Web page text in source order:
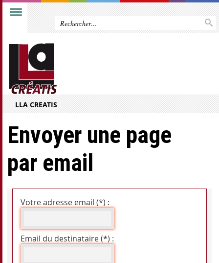
LLA CREATIS
Envoyer une page
par email
Votre adresse email (*) :
Email du destinataire (*) :